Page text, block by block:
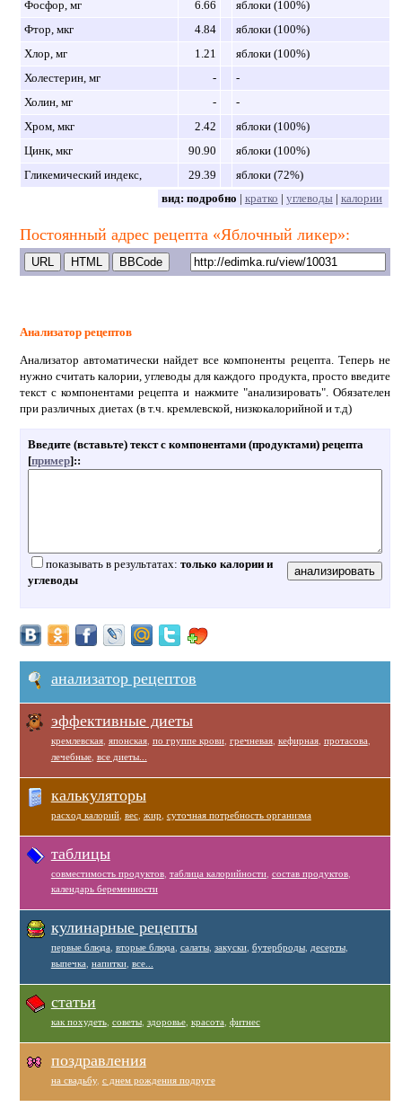
Фосфор, мг
6.66
яблоки (100%)
Фтор, мкг
4.84
яблоки (100%)
Хлор, мг
1.21
яблоки (100%)
Холестерин, мг
-
-
Холин, мг
-
-
Хром, мкг
2.42
яблоки (100%)
Цинк, мкг
90.90
яблоки (100%)
Гликемический индекс,
29.39
яблоки (72%)
вид: подробно | кратко | углеводы| калории
Постоянный адрес рецепта «Яблочный ликер»:
Анализатор рецептов
Анализатор автоматически найдет все компоненты рецепта. Теперь не
нужно считать калории, углеводы для каждого продукта, просто введите
текст с компонентами рецепта и нажмите "анализировать". Обязателен
при различных диетах (в т.ч. кремлевской, низкокалорийной и т.д)
Введите (вставьте) текст с компонентами (продуктами) рецепта
[пример]::
показывать в результатах: только калории и
углеводы
анализатор рецептов
эффективные диеты
кремлевская, японская, по группе крови, гречневая, кефирная, протасова
лечебные, все диеты...
калькуляторы
расход калорий, вес, жир суточная потребность организма
таблицы
совместимость продуктов, таблица калорийности, состав продуктов,
календарь беременности
кулинарные рецепты
первые блюда вторые блюда салаты, закуски, бутерброды, десерты,
выпечка напитки, все...
статьи
как похудеть, советы, здоровье, красота фитнес
поздравления
на свадьбу, с днем рождения подруге